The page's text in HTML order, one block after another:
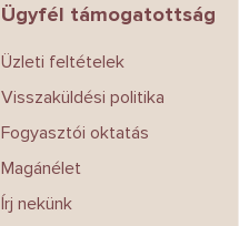
Ügyfél támogatottság
Üzleti feltételek
Visszaküldési politika
Fogyasztói oktatás
Magánélet
Írj nekünk